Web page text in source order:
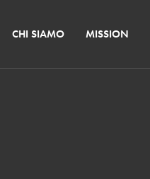
CHI SIAMO MISSION